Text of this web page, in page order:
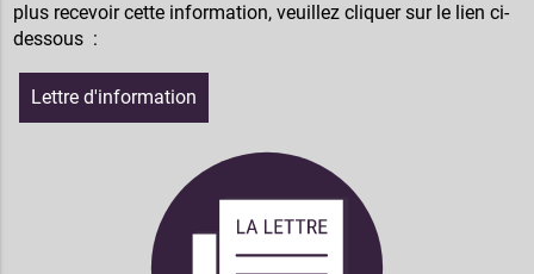
plus recevoir cette information, veuillez cliquer sur le lien ci-
dessous :
Lettre d'information